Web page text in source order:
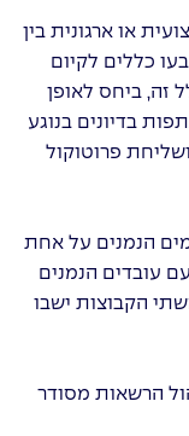
או ארגונית בין
כללים לקיום
זה, ביחס לאופן
בדיונים בנוגע
פרוטוקול
הנמנים על אחת
עובדים הנמנים
הקבוצות ישבו
הרשאות מסודר